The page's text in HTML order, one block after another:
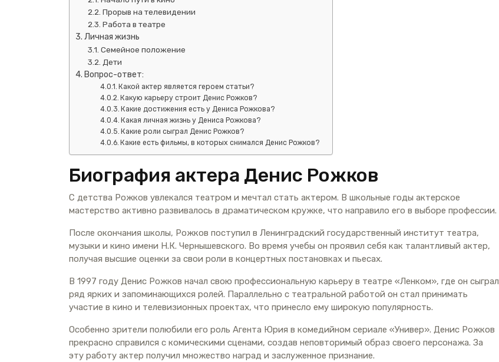
Прорыв на телевидении
Работа в театре
Личная жизнь
Семейное положение
Дети
Вопрос-ответ:
Какой актер является героем статьи?
Какую карьеру строит Денис Рожков?
Какие достижения есть у Дениса Рожкова?
Какая личная жизнь у Дениса Рожкова?
Какие роли сыграл Денис Рожков?
Какие есть фильмы, в которых снимался Денис Рожков?
Биография актера Денис Рожков
С детства Рожков увлекался театром и мечтал стать актером. В школьные годы актерское
мастерство активно развивалось в драматическом кружке, что направило его в выборе профессии.
После окончания школы, Рожков поступил в Ленинградский государственный институт театра,
музыки и кино имени Н.К. Чернышевского. Во время учебы он проявил себя как талантливый актер,
получая высшие оценки за свои роли в концертных постановках и пьесах.
В 1997 году Денис Рожков начал свою профессиональную карьеру в театре «Ленком», где он сыграл
ряд ярких и запоминающихся ролей. Параллельно с театральной работой он стал принимать
участие в кино и телевизионных проектах, что принесло ему широкую популярность.
Особенно зрители полюбили его роль Агента Юрия в комедийном сериале «Универ». Денис Рожков
прекрасно справился с комическими сценами, создав неповторимый образ своего персонажа. За
эту работу актер получил множество наград и заслуженное признание.